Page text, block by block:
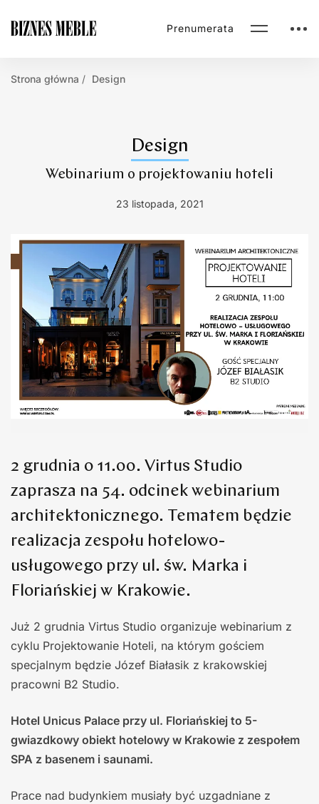
Prenumerata
Strona główna Design
Design
Webinarium o projektowaniu hoteli
23 listopada, 2021
2 grudnia o 11.00. Virtus Studio
zaprasza na 54. odcinek webinarium
architektonicznego. Tematem będzie
realizacja zespołu hotelowo-
usługowego przy ul. św. Marka i
Floriańskiej w Krakowie.
Już 2 grudnia Virtus Studio organizuje webinarium z
cyklu Projektowanie Hoteli, na którym gościem
specjalnym będzie Józef Białasik z krakowskiej
pracowni B2 Studio.
Hotel Unicus Palace przy ul. Floriańskiej to 5-
gwiazdkowy obiekt hotelowy w Krakowie z zespołem
SPA z basenem i saunami.
Prace nad budynkiem musiały być uzgadniane z